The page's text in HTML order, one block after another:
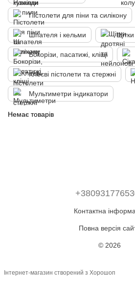
Пістолети для піни та силікону
Шпателя і кельми
Бокорізи, пасатижі, кліщі
Клеєві пістолети та стержні
Мультиметри індикатори
Немає товарів
Контактна
Повна версія
© 2026
Інтернет-магазин створений з Хорошоп